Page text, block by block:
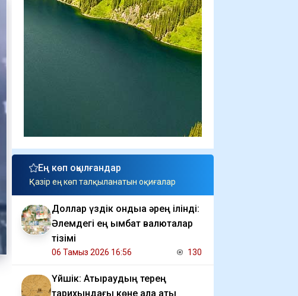
Ең көп оқылғандар
Қазір ең көп талқыланатын оқиғалар
Доллар үздік ондыққа әрең ілінді:
Әлемдегі ең қымбат валюталар
тізімі
06 Тамыз 2026 16:56 130
Үйшік: Атыраудың терең
тарихындағы көне қала аты